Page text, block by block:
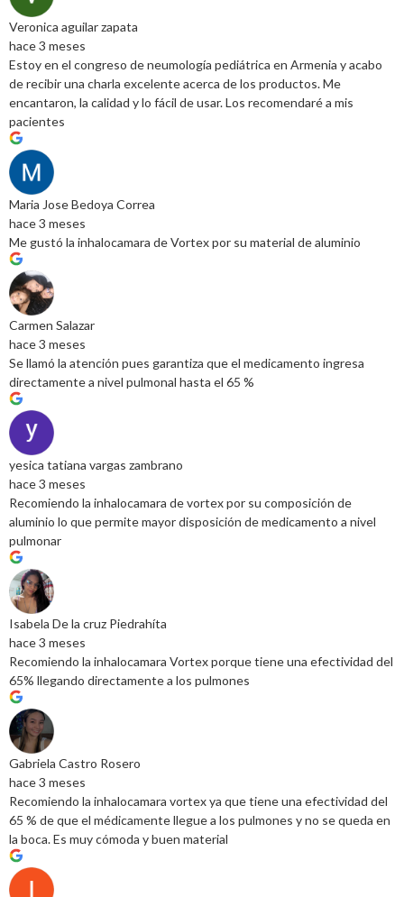
Veronica aguilar zapata
hace 3 meses
Estoy en el congreso de neumología pediátrica en Armenia y acabo
de recibir una charla excelente acerca de los productos. Me
encantaron, la calidad y lo fácil de usar. Los recomendaré a mis
pacientes
Maria Jose Bedoya Correa
hace 3 meses
Me gustó la inhalocamara de Vortex por su material de aluminio
Carmen Salazar
hace 3 meses
Se llamó la atención pues garantiza que el medicamento ingresa
directamente a nivel pulmonal hasta el 65 %
yesica tatiana vargas zambrano
hace 3 meses
Recomiendo la inhalocamara de vortex por su composición de
aluminio lo que permite mayor disposición de medicamento a nivel
pulmonar
Isabela De la cruz Piedrahíta
hace 3 meses
Recomiendo la inhalocamara Vortex porque tiene una efectividad del
65% llegando directamente a los pulmones
Gabriela Castro Rosero
hace 3 meses
Recomiendo la inhalocamara vortex ya que tiene una efectividad del
65 % de que el médicamente llegue a los pulmones y no se queda en
la boca. Es muy cómoda y buen material